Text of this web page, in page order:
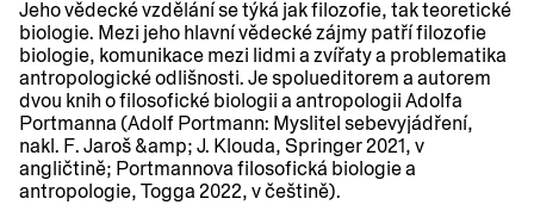
Jeho vědecké vzdělání se týká jak filozofie, tak teoretické
biologie. Mezi jeho hlavní vědecké zájmy patří filozofie
biologie, komunikace mezi lidmi a zvířaty a problematika
antropologické odlišnosti. Je spolueditorem a autorem
dvou knih o filosofické biologii a antropologii Adolfa
Portmanna (Adolf Portmann: Myslitel sebevyjádření,
nakl. F. Jaroš &amp; J. Klouda, Springer 2021, v
angličtině; Portmannova filosofická biologie a
antropologie, Togga 2022, v češtině).